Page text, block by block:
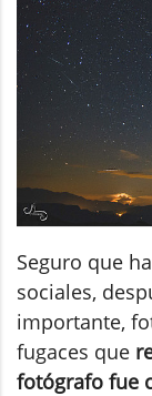
Seguro que
sociales,
importante,
fugaces que
fotógrafo fue